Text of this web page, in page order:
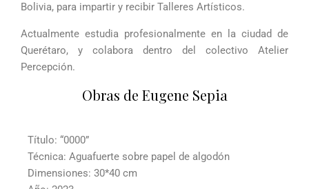
Bolivia, para impartir y recibir Talleres Artísticos.
Actualmente estudia profesionalmente en la ciudad de
Querétaro, y colabora dentro del colectivo Atelier
Percepción.
Obras de Eugene Sepia
Título: “0000”
Técnica: Aguafuerte sobre papel de algodón
Dimensiones: 30*40 cm